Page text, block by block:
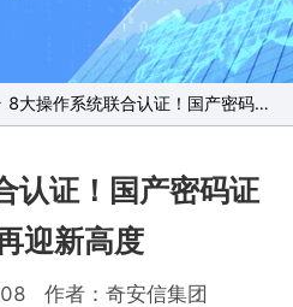
8大操作系统联合认证！国产密码证书落地再迎新高度
认证！国产密码证
迎新高度
作者：奇安信集团